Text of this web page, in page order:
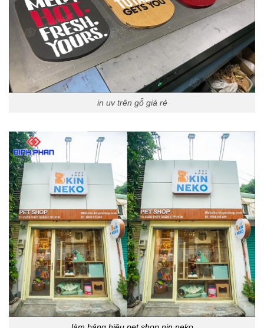
in uv trên gỗ giá rẻ